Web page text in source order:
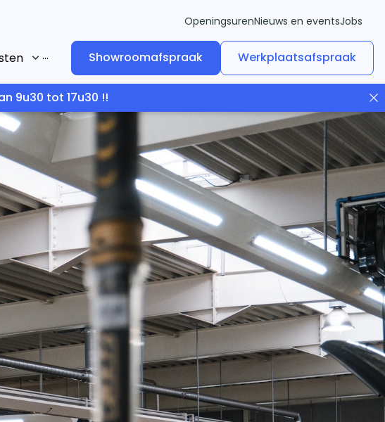
OpeningsurenNieuws en eventsJobs
... Showroomafspraak Werkplaatsafspraak
9u30 tot 17u30 !!